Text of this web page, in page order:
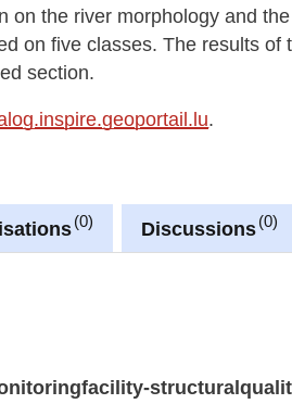
on the river morphology and
on five classes. The results
section.
.
0 Discussions 0